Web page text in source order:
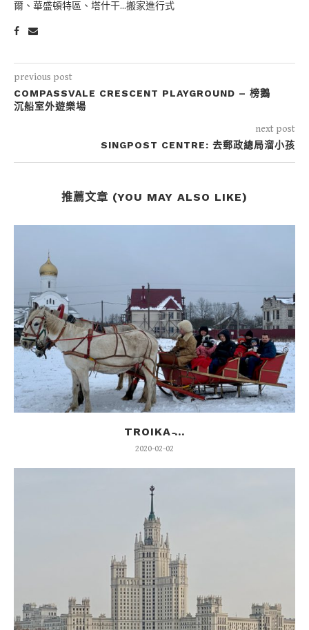
爾、華盛頓特區、塔什干...搬家進行式
previous post
COMPASSVALE CRESCENT PLAYGROUND – 榜鵝
沉船室外遊樂場
next post
SINGPOST CENTRE: 去郵政總局溜小孩
推薦文章 (YOU MAY ALSO LIKE)
TROIKA ̵...
2020-02-02